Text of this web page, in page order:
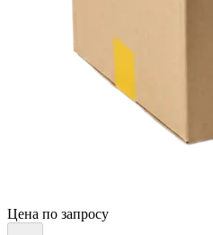
Цена по запросу